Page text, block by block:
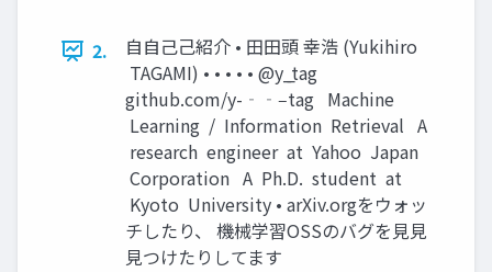
2.
⾃自⼰己紹介 • ⽥田頭 幸浩 (Yukihiro
TAGAMI) • • • • • @y_̲tag
github.com/y-‐‑‒tag Machine
Learning / Information Retrieval A
research engineer at Yahoo Japan
Corporation A Ph.D. student at
Kyoto University • arXiv.orgをウォッ
チしたり、 機械学習OSSのバグを⾒見
見つけたりしてます